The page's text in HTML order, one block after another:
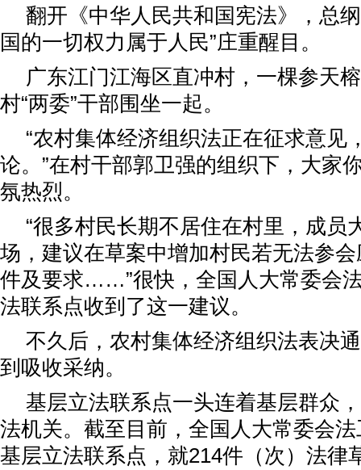
翻开《中华人民共和国宪法》，总
国的一切权力属于人民”庄重醒目。
广东江门江海区直冲村，一棵参天
村“两委”干部围坐一起。
“农村集体经济组织法正在征求意见
论。”在村干部郭卫强的组织下，大家
氛热烈。
“很多村民长期不居住在村里，成员
场，建议在草案中增加村民若无法参
件及要求……”很快，全国人大常委会
法联系点收到了这一建议。
不久后，农村集体经济组织法表决
到吸收采纳。
基层立法联系点一头连着基层群众
法机关。截至目前，全国人大常委会
基层立法联系点，就214件（次）法律